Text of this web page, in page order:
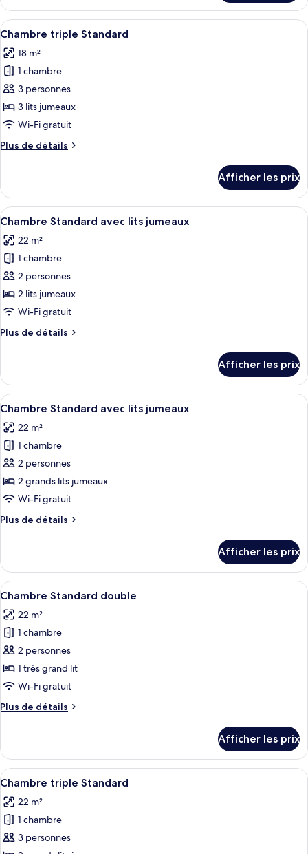
Suite
Junior
Afficher
toutes
les
photos
pour
ce
type
chambre :
Standard
Une chambre d’hôtel avec un
19
Chambre triple Standard
18 m²
1 chambre
3 personnes
3 lits jumeaux
Wi-Fi gratuit
Plus de détails
Plus
Chambre
triple
Standard
Afficher les prix
Afficher
toutes
les
photos
pour
ce
type
chambre :
avec
lits
jumeaux
Une chambre d’hôtel avec deux lits,
21
Chambre Standard avec lits jumeaux
22 m²
1 chambre
2 personnes
2 lits jumeaux
Wi-Fi gratuit
Plus de détails
Plus
Chambre
Standard
avec
jumeaux
Afficher les prix
Afficher
toutes
les
photos
pour
ce
type
chambre :
avec
lits
jumeaux
Une chambre d’hôtel avec deux lits,
22
Chambre Standard avec lits jumeaux
22 m²
1 chambre
2 personnes
2 grands lits jumeaux
Wi-Fi gratuit
Plus de détails
Plus
Chambre
Standard
avec
jumeaux
Afficher les prix
Afficher
toutes
les
photos
pour
ce
type
chambre :
double
Un lit bien fait, avec du linge de lit
24
Chambre Standard double
22 m²
1 chambre
2 personnes
1 très grand lit
Wi-Fi gratuit
Plus de détails
Plus
Chambre
Standard
double
Afficher les prix
Afficher
toutes
les
photos
pour
Une chambre d’hôtel avec un
23
Chambre triple Standard
22 m²
1 chambre
3 personnes